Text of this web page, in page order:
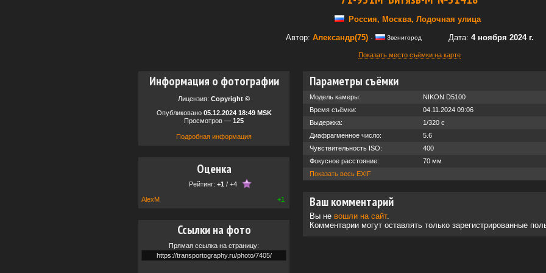
Россия, Москва, Лодочная улица
Автор: Александр(75)· ЗвенигородДата: 4 ноября 2024 г.
Показать место съёмки на карте
Информация о фотографии
Лицензия: Copyright ©
Опубликовано 05.12.2024 18:49 MSK
Просмотров — 125
Подробная информация
Оценка
Рейтинг: +1 / +4
AlexM +1
Ссылки на фото
Прямая ссылка на страницу:
Параметры съёмки
Модель камеры:
NIKON D5100
Время съёмки:
04.11.2024 09:06
Выдержка:
1/320 с
Диафрагменное число:
5.6
Чувствительность ISO:
400
Фокусное расстояние:
70 мм
Показать весь EXIF
Ваш комментарий
Вы не вошли на сайт.
Комментарии могут оставлять только зарегистрированные